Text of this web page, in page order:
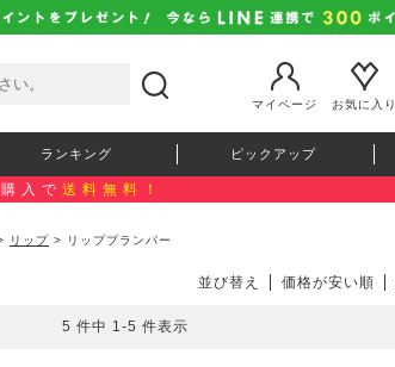
マイページ
お気に入り
ランキング ピックアップ
入で 送料無料！
リップ > リッププランパー
並び替え 価格が安い順
5 件中 1-5 件表示